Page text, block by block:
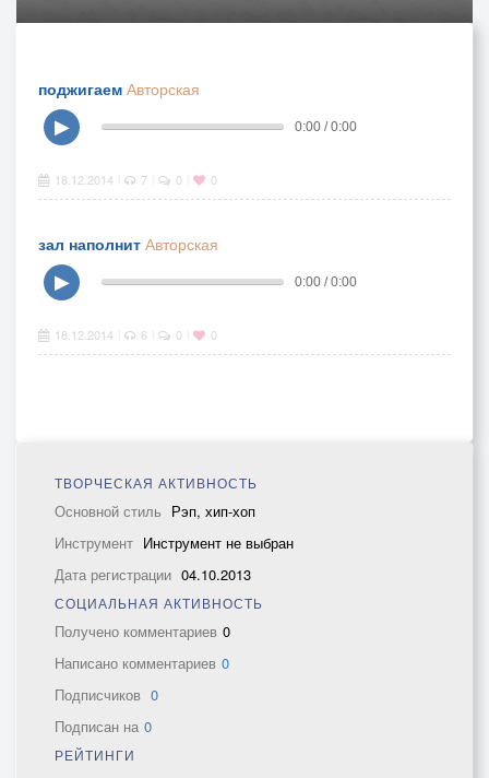
поджигаем Авторская
▶
0:00 / 0:00
18.12.2014 7 0 0
зал наполнит Авторская
▶
0:00 / 0:00
18.12.2014 6 0 0
ТВОРЧЕСКАЯ АКТИВНОСТЬ
Основной стиль Рэп, хип-хоп
Инструмент Инструмент не выбран
Дата регистрации 04.10.2013
СОЦИАЛЬНАЯ АКТИВНОСТЬ
Получено комментариев 0
Написано комментариев 0
Подписчиков 0
Подписан на 0
РЕЙТИНГИ